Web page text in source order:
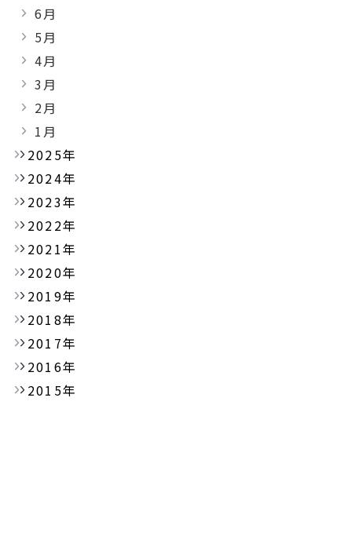
6月
5月
4月
3月
2月
1月
2025年
2024年
2023年
2022年
2021年
2020年
2019年
2018年
2017年
2016年
2015年